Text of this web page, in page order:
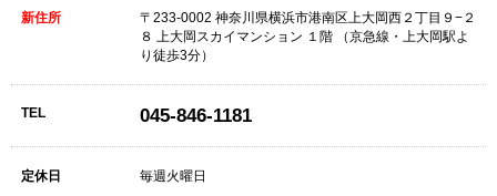
新住所 〒233-0002 神奈川県横浜市港南区上大岡西２丁目９−２
８
上大岡スカイマンション １階（京急線・上大岡駅よ
り徒歩3分）
TEL 045-846-1181
定休日 毎週火曜日